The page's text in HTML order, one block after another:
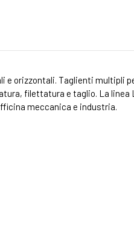
e orizzontali. Taglienti multipli
filettatura e taglio. La linea
meccanica e industria.